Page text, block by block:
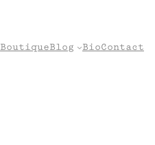
BoutiqueBlog BioContact